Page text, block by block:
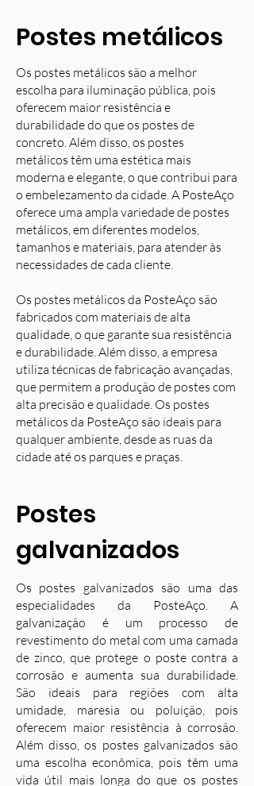
Postes metálicos
Os postes metálicos são a melhor
escolha para iluminação pública, pois
oferecem maior resistência e
durabilidade do que os postes de
concreto. Além disso, os postes
metálicos têm uma estética mais
moderna e elegante, o que contribui para
o embelezamento da cidade. A PosteAço
oferece uma ampla variedade de postes
metálicos, em diferentes modelos,
tamanhos e materiais, para atender às
necessidades de cada cliente.
Os postes metálicos da PosteAço são
fabricados com materiais de alta
qualidade, o que garante sua resistência
e durabilidade. Além disso, a empresa
utiliza técnicas de fabricação avançadas,
que permitem a produção de postes com
alta precisão e qualidade. Os postes
metálicos da PosteAço são ideais para
qualquer ambiente, desde as ruas da
cidade até os parques e praças.
Postes
galvanizados
Os postes galvanizados são uma das
especialidades da PosteAço. A
galvanização é um processo de
revestimento do metal com uma camada
de zinco, que protege o poste contra a
corrosão e aumenta sua durabilidade.
São ideais para regiões com alta
umidade, maresia ou poluição, pois
oferecem maior resistência à corrosão.
Além disso, os postes galvanizados são
uma escolha econômica, pois têm uma
vida útil mais longa do que os postes